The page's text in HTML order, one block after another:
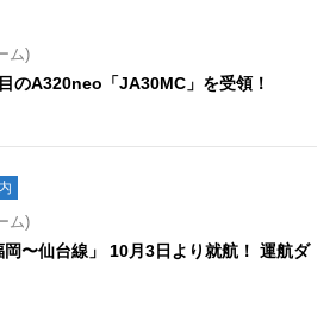
ム)
のA320neo「JA30MC」を受領！
ム)
〜仙台線」 10月3日より就航！ 運航ダ